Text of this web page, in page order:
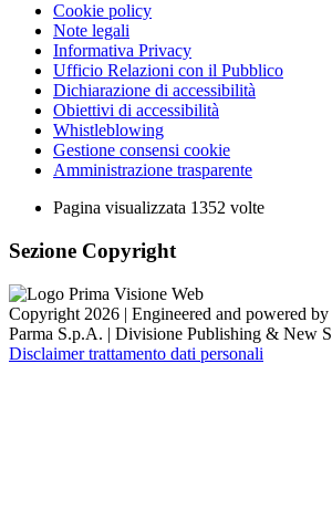
Cookie policy
Note legali
Informativa Privacy
Ufficio Relazioni con il Pubblico
Dichiarazione di accessibilità
Obiettivi di accessibilità
Whistleblowing
Gestione consensi cookie
Amministrazione trasparente
Pagina visualizzata 1352 volte
Sezione Copyright
Copyright 2026 | Engineered and powered
Parma S.p.A. | Divisione Publishing & New
Disclaimer trattamento dati personali